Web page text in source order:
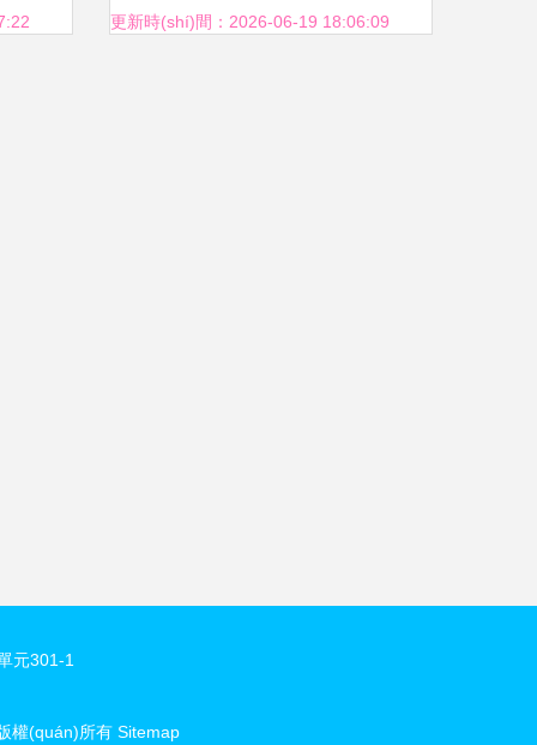
推薦
更新時(shí)間：2026-06-19 18:06:09
元301-1
權(quán)所有 Sitemap